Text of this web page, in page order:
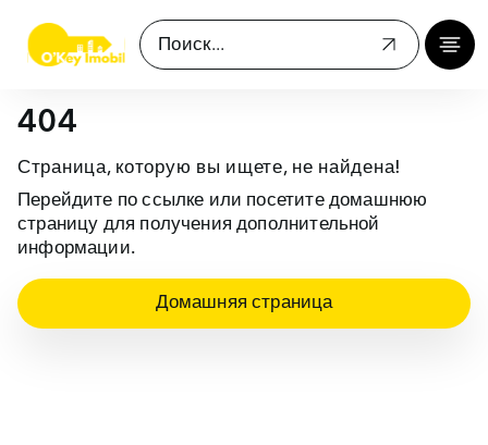
404
Страница, которую вы ищете, не найдена!
Перейдите по ссылке или посетите домашнюю
страницу для получения дополнительной
информации.
Домашняя страница